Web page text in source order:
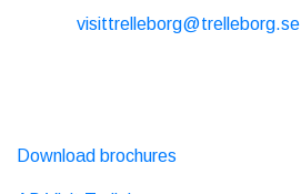
visittrelleborg@trelleborg.se
Download brochures